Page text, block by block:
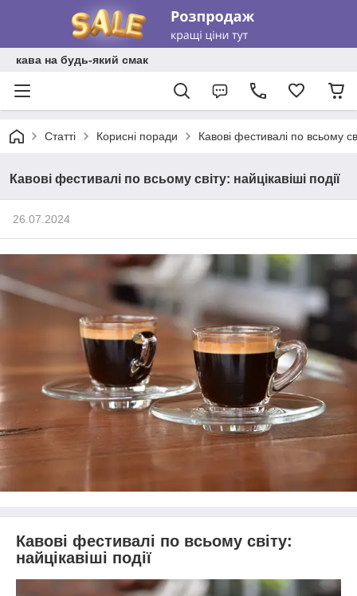
кава на будь-який смак
Статті Корисні поради Кавові фестивалі по всьому
Кавові фестивалі по всьому світу: найцікавіші події
26.07.2024
Кавові фестивалі по всьому світу:
найцікавіші події